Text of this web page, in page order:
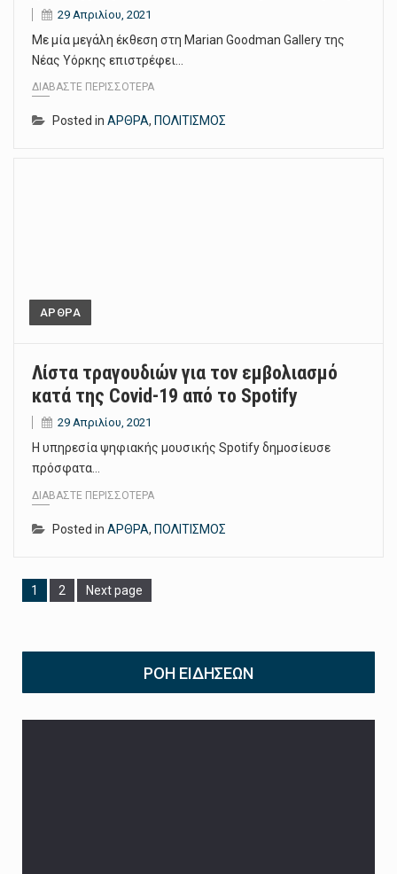
29 Απριλίου, 2021
Με μία μεγάλη έκθεση στη Marian Goodman Gallery της
Νέας Υόρκης επιστρέφει…
ΔΙΑΒΆΣΤΕ ΠΕΡΙΣΣΌΤΕΡΑ
Posted in ΑΡΘΡΑ, ΠΟΛΙΤΙΣΜΟΣ
ΑΡΘΡΑ
Λίστα τραγουδιών για τον εμβολιασμό
κατά της Covid-19 από το Spotify
29 Απριλίου, 2021
Η υπηρεσία ψηφιακής μουσικής Spotify δημοσίευσε
πρόσφατα…
ΔΙΑΒΆΣΤΕ ΠΕΡΙΣΣΌΤΕΡΑ
Posted in ΑΡΘΡΑ, ΠΟΛΙΤΙΣΜΟΣ
Page
1 Page
2 Next page
ΡΟΉ ΕΙΔΉΣΕΩΝ